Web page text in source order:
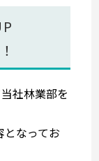
社林業部を
となってお